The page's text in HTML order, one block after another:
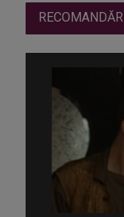
RECOMANDĂRI